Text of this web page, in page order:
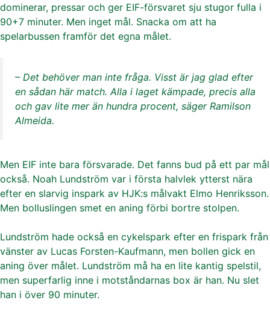
dominerar, pressar och ger EIF-försvaret sju stugor fulla i
90+7 minuter. Men inget mål. Snacka om att ha
spelarbussen framför det egna målet.
– Det behöver man inte fråga. Visst är jag glad efter
en sådan här match. Alla i laget kämpade, precis alla
och gav lite mer än hundra procent, säger Ramilson
Almeida.
Men EIF inte bara försvarade. Det fanns bud på ett par mål
också. Noah Lundström var i första halvlek ytterst nära
efter en slarvig inspark av HJK:s målvakt Elmo Henriksson.
Men bolluslingen smet en aning förbi bortre stolpen.
Lundström hade också en cykelspark efter en frispark från
vänster av Lucas Forsten-Kaufmann, men bollen gick en
aning över målet. Lundström må ha en lite kantig spelstil,
men superfarlig inne i motståndarnas box är han. Nu slet
han i över 90 minuter.